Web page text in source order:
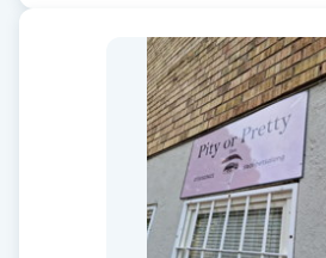
Gel naglar
Gellack med förstärkning